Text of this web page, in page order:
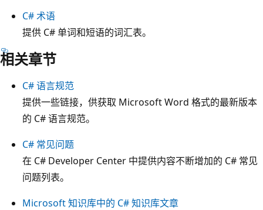
C# 术语
提供 C# 单词和短语的词汇表。
相关章节
C# 语言规范
提供一些链接，供获取 Microsoft Word 格式的最新版本
的 C# 语言规范。
C# 常见问题
在 C# Developer Center 中提供内容不断增加的 C# 常见
问题列表。
Microsoft 知识库中的 C# 知识库文章